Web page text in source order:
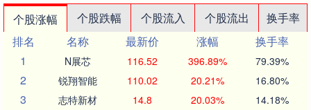
个股涨幅 个股跌幅 个股流入 个股流出
换手率
排名
名称 最新价 涨幅
换手率
1
N展芯 116.52 396.89% 79.39%
2 锐翔智能 110.02 20.21% 16.80%
3 志特新材 14.8 20.03% 14.18%